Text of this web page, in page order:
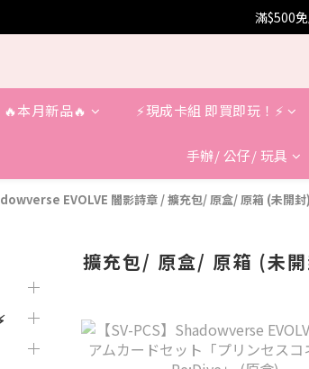
滿$500
🔥本月新品🔥 ⚡️現成卡組 即買即玩！⚡️
手辦/ 公仔/ 玩具
EVOLVE 闇影詩章 /擴充包/ 原盒/ 原箱 (未開封)
擴充包/ 原盒/ 原箱 (未